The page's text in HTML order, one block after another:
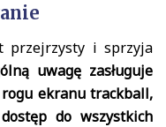
przejrzysty i sprzyja
uwagę zasługuje
ekranu trackball,
do wszystkich